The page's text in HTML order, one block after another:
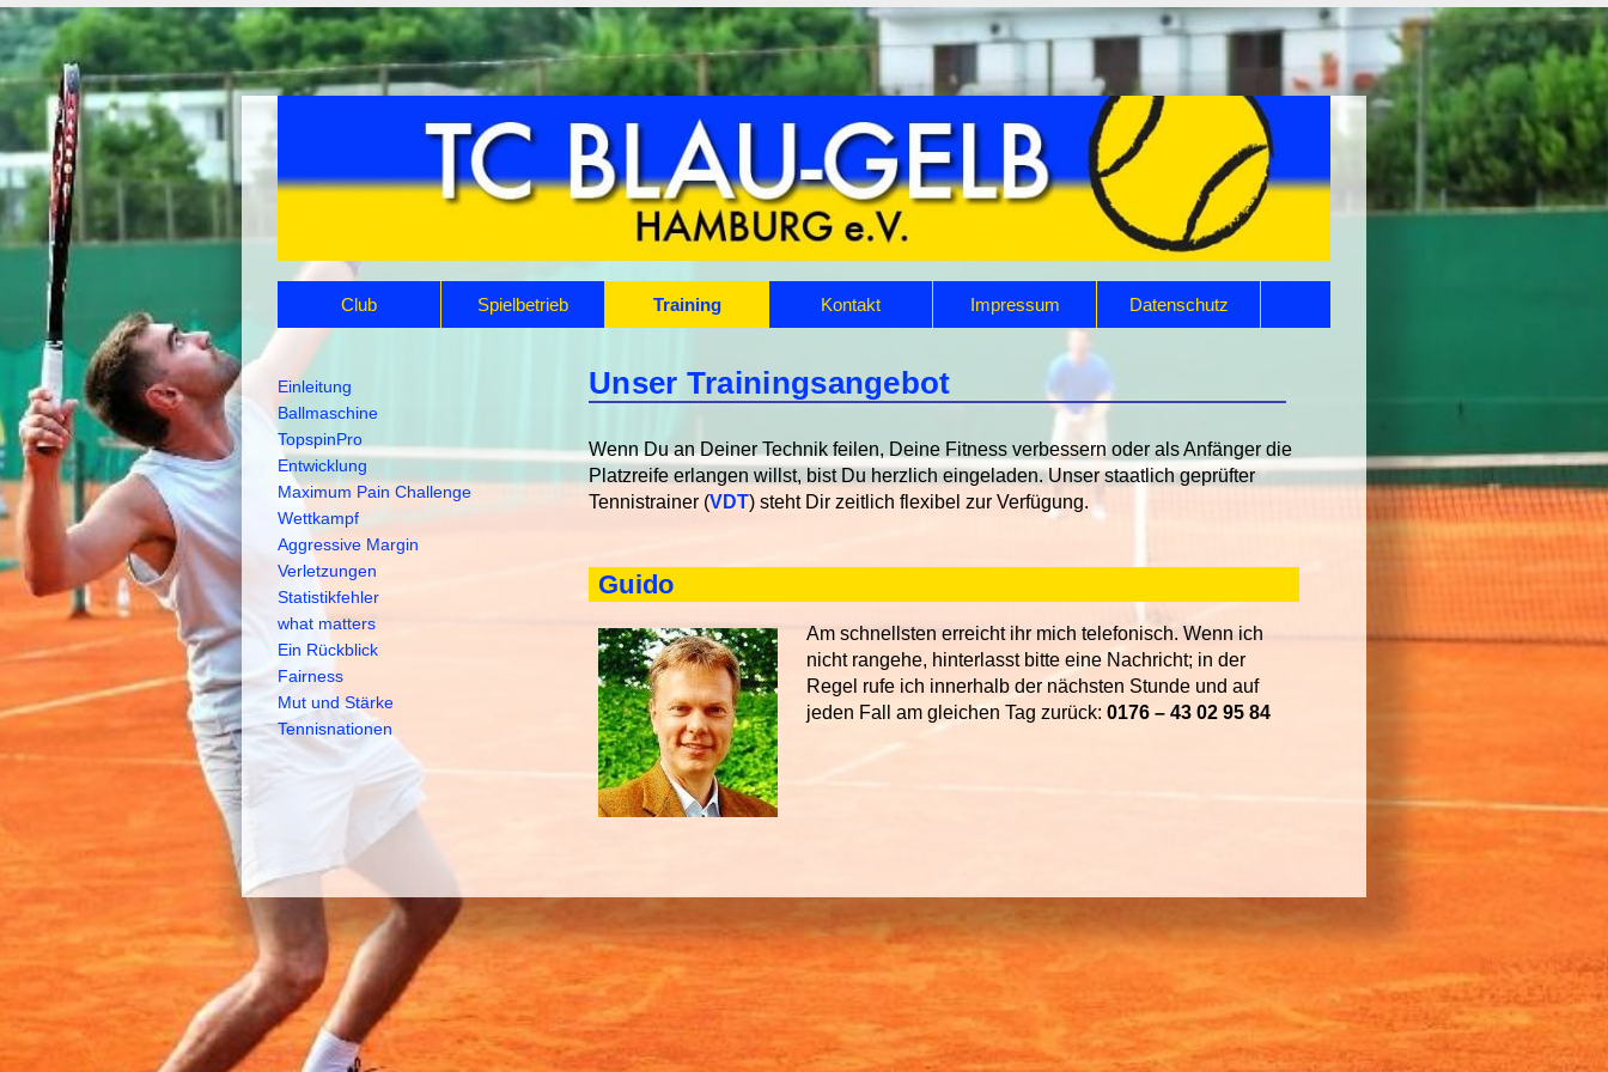
Navigation
Club Spielbetrieb Training Kontakt Impressum Datenschutz
Unser Trainingsangebot
Wenn Du an Deiner Technik feilen, Deine Fitness verbessern oder als Anfänger die
Platzreife erlangen willst, bist Du herzlich eingeladen. Unser staatlich geprüfter
Tennistrainer (VDT) steht Dir zeitlich flexibel zur Verfügung.
Guido
Am schnellsten erreicht ihr mich telefonisch. Wenn ich
nicht rangehe, hinterlasst bitte eine Nachricht; in der
Regel rufe ich innerhalb der nächsten Stunde und auf
jeden Fall am gleichen Tag zurück: 0176 – 43 02 95 84
Navigation
überspringen
Einleitung
Ballmaschine
TopspinPro
Entwicklung
Maximum Pain Challenge
Wettkampf
Aggressive Margin
Verletzungen
Statistikfehler
what matters
Ein Rückblick
Fairness
Mut und Stärke
Tennisnationen